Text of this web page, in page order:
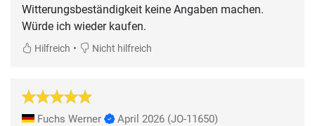
Witterungsbeständigkeit keine Angaben machen.
Würde ich wieder kaufen.
Hilfreich • Nicht hilfreich
Fuchs Werner April 2026 (JO-11650)